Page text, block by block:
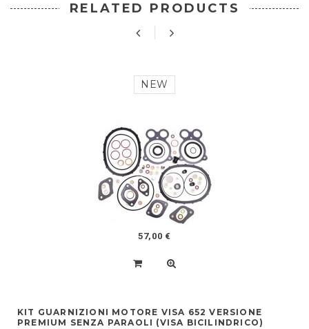
RELATED PRODUCTS
NEW
57,00 €
KIT GUARNIZIONI MOTORE VISA 652 VERSIONE
PREMIUM SENZA PARAOLI (VISA BICILINDRICO)